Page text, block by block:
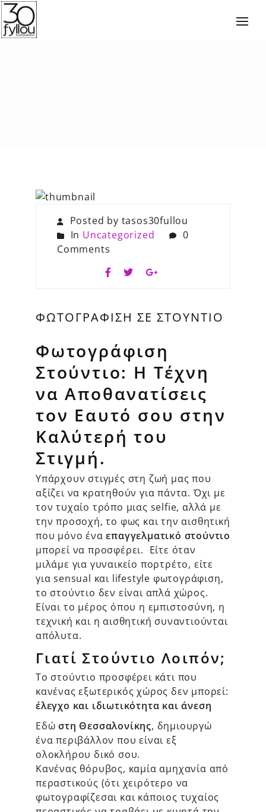
Posted by tasos30fullou
In Uncategorized
0
Comments
ΦΩΤΟΓΡΆΦΙΣΗ ΣΕ ΣΤΟΎΝΤΙΟ
Φωτογράφιση
Στούντιο: Η Τέχνη
να Αποθανατίσεις
τον Εαυτό σου στην
Καλύτερή του
Στιγμή.
Υπάρχουν στιγμές στη ζωή μας που
αξίζει να κρατηθούν για πάντα. Όχι με
τον τυχαίο τρόπο μιας selfie, αλλά με
την προσοχή, το φως και την αισθητική
που μόνο έναεπαγγελματικό στούντιο
μπορεί να προσφέρει. Είτε όταν
μιλάμε για γυναικείο πορτρέτο, είτε
για sensual και lifestyle φωτογράφιση,
το στούντιο δεν είναι απλά χώρος.
Είναι το μέρος όπου η εμπιστοσύνη, η
τεχνική και η αισθητική συναντιούνται
απόλυτα.
Γιατί Στούντιο Λοιπόν;
Το στούντιο προσφέρει κάτι που
κανένας εξωτερικός χώρος δεν μπορεί:
έλεγχο και ιδιωτικότητα και άνεση
Εδώ στη Θεσσαλονίκης, δημιουργώ
ένα περιβάλλον που είναι εξ
ολοκλήρου δικό σου.
Κανένας θόρυβος, καμία αμηχανία από
περαστικούς (ότι χειρότερο να
φωτογραφίζεσαι και κάποιος τυχαίος